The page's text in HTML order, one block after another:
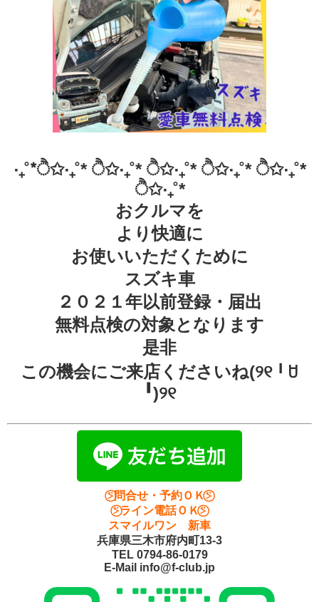
‧₊˚*ੈ✩‧₊˚* ੈ✩‧₊˚* ੈ✩‧₊˚* ੈ✩‧₊˚* ੈ✩‧₊˚*
ੈ✩‧₊˚*
おクルマを
より快適に
お使いいただくために
スズキ車
２０２１年以前登録・届出
無料点検の対象となります
是非
この機会にご来店くださいね(୨୧╹ꇴ
╹)୨୧
⍩⃝問合せ・予約ＯＫ⍩⃝
⍩⃝ライン電話ＯＫ⍩⃝
スマイルワン 新車
兵庫県三木市府内町13-3
TEL 0794-86-0179
E-Mail info@f-club.jp